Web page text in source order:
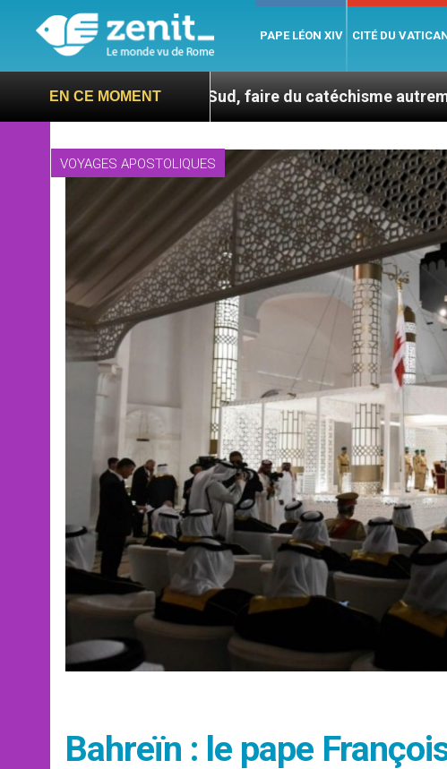
PAPE LÉON XIV CITÉ DU
EN CE MOMENT
En Corée du Sud, faire du catéchisme autrement
VOYAGES APOSTOLIQUES
Bahreïn : le pape